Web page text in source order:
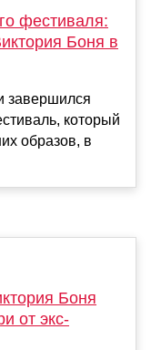
фестиваля:
Боня в
завершился
который
образов, в
Боня
от экс-